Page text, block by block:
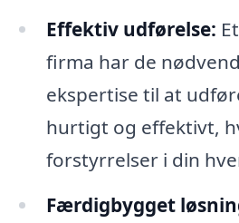
Effektiv udførelse:
firma har de
ekspertise til at
hurtigt og effektivt,
forstyrrelser i din
Færdigbygget